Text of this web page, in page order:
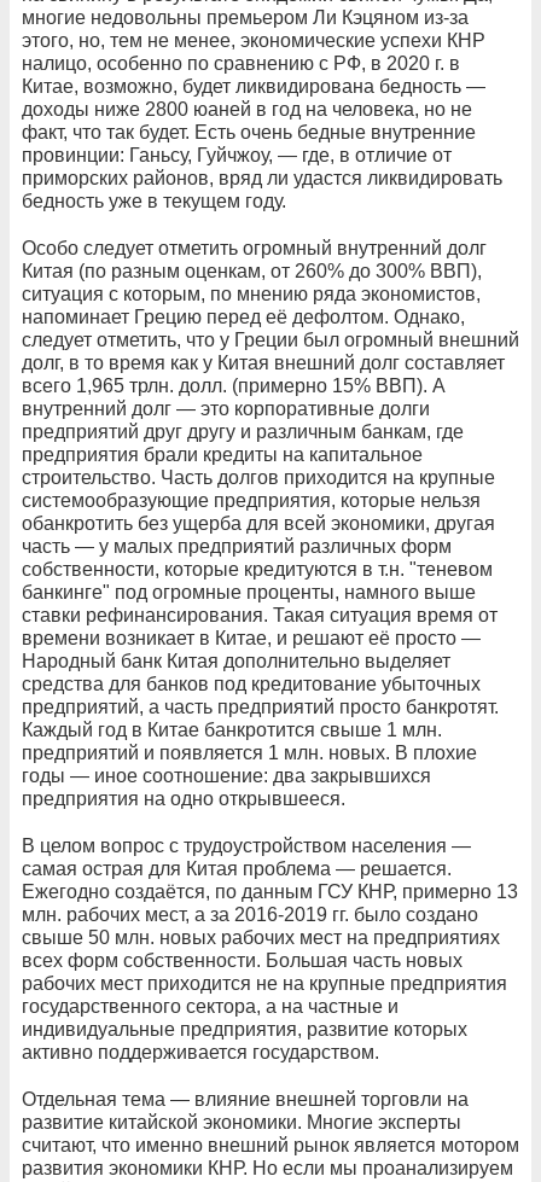
многие недовольны премьером Ли Кэцяном из-за
этого, но, тем не менее, экономические успехи КНР
налицо, особенно по сравнению с РФ, в 2020 г. в
Китае, возможно, будет ликвидирована бедность —
доходы ниже 2800 юаней в год на человека, но не
факт, что так будет. Есть очень бедные внутренние
провинции: Ганьсу, Гуйчжоу, — где, в отличие от
приморских районов, вряд ли удастся ликвидировать
бедность уже в текущем году.
Особо следует отметить огромный внутренний долг
Китая (по разным оценкам, от 260% до 300% ВВП),
ситуация с которым, по мнению ряда экономистов,
напоминает Грецию перед её дефолтом. Однако,
следует отметить, что у Греции был огромный внешний
долг, в то время как у Китая внешний долг составляет
всего 1,965 трлн. долл. (примерно 15% ВВП). А
внутренний долг — это корпоративные долги
предприятий друг другу и различным банкам, где
предприятия брали кредиты на капитальное
строительство. Часть долгов приходится на крупные
системообразующие предприятия, которые нельзя
обанкротить без ущерба для всей экономики, другая
часть — у малых предприятий различных форм
собственности, которые кредитуются в т.н. "теневом
банкинге" под огромные проценты, намного выше
ставки рефинансирования. Такая ситуация время от
времени возникает в Китае, и решают её просто —
Народный банк Китая дополнительно выделяет
средства для банков под кредитование убыточных
предприятий, а часть предприятий просто банкротят.
Каждый год в Китае банкротится свыше 1 млн.
предприятий и появляется 1 млн. новых. В плохие
годы — иное соотношение: два закрывшихся
предприятия на одно открывшееся.
В целом вопрос с трудоустройством населения —
самая острая для Китая проблема — решается.
Ежегодно создаётся, по данным ГСУ КНР, примерно 13
млн. рабочих мест, а за 2016-2019 гг. было создано
свыше 50 млн. новых рабочих мест на предприятиях
всех форм собственности. Большая часть новых
рабочих мест приходится не на крупные предприятия
государственного сектора, а на частные и
индивидуальные предприятия, развитие которых
активно поддерживается государством.
Отдельная тема — влияние внешней торговли на
развитие китайской экономики. Многие эксперты
считают, что именно внешний рынок является мотором
развития экономики КНР. Но если мы проанализируем